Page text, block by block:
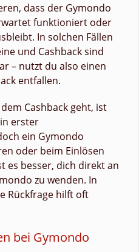
dass der Gymondo
funktioniert oder
In solchen Fällen
und Cashback sind
– nutzt du also einen
entfallen.
Cashback geht, ist
erster
ein Gymondo
oder beim Einlösen
es besser, dich direkt an
zu wenden. In
Rückfrage hilft oft
bei Gymondo